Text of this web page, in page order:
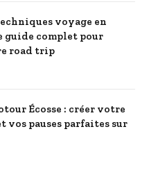
voyage en
guide complet pour
road trip
Écosse : créer votre
vos pauses parfaites sur